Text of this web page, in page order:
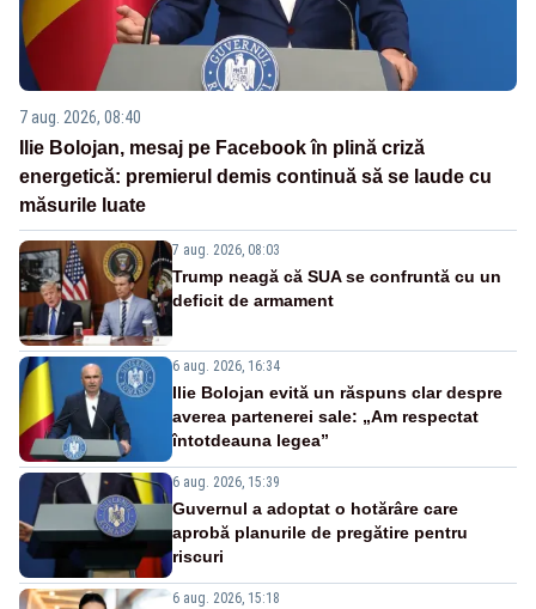
7 aug. 2026, 08:40
Ilie Bolojan, mesaj pe Facebook în plină criză
energetică: premierul demis continuă să se laude cu
măsurile luate
7 aug. 2026, 08:03
Trump neagă că SUA se confruntă cu un
deficit de armament
6 aug. 2026, 16:34
Ilie Bolojan evită un răspuns clar despre
averea partenerei sale: „Am respectat
întotdeauna legea”
6 aug. 2026, 15:39
Guvernul a adoptat o hotărâre care
aprobă planurile de pregătire pentru
riscuri
6 aug. 2026, 15:18